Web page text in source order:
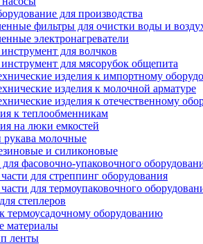
для производства
фильтры для очистки воды и
электронагреватели
для волчков
для мясорубок общепита
изделия к импортному
изделия к молочной арматуре
изделия к отечественному
к теплообменникам
на люки емкостей
молочные
и силиконовые
фасовочно-упаковочного
для стреппинг оборудования
для термоупаковочного
степлеров
термоусадочному оборудованию
материалы
ленты